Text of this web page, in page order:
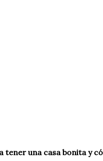
tener una casa bonita y